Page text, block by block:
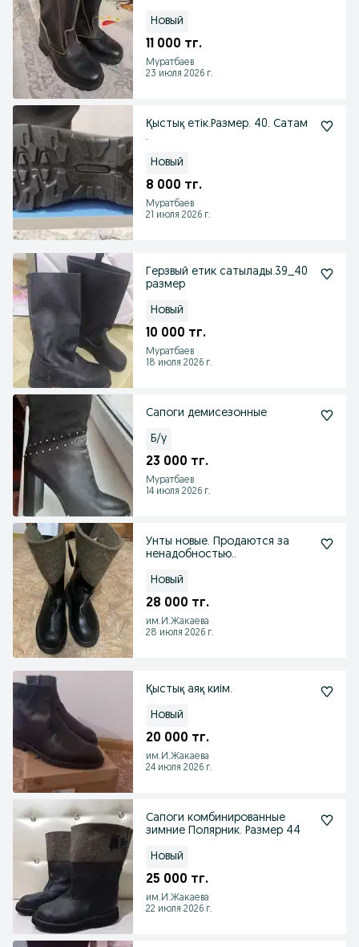
Новый
11 000 тг.
Муратбаев
23 июля 2026 г.
Қыстық етік.Размер. 40. Сатам
.
Новый
8 000 тг.
Муратбаев
21 июля 2026 г.
Герзвый етик сатылады.39_40
размер
Новый
10 000 тг.
Муратбаев
18 июля 2026 г.
Сапоги демисезонные
Б/у
23 000 тг.
Муратбаев
14 июля 2026 г.
Унты новые. Продаются за
ненадобностью..
Новый
28 000 тг.
им.И.Жакаева
28 июля 2026 г.
Қыстық аяқ киім.
Новый
20 000 тг.
им.И.Жакаева
24 июля 2026 г.
Сапоги комбинированные
зимние Полярник. Размер 44
Новый
25 000 тг.
им.И.Жакаева
22 июля 2026 г.